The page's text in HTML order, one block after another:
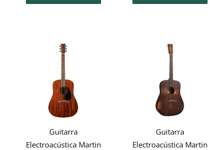
Guitarra
Electroacústica Martin
Guitarra
Electroacústica Martin